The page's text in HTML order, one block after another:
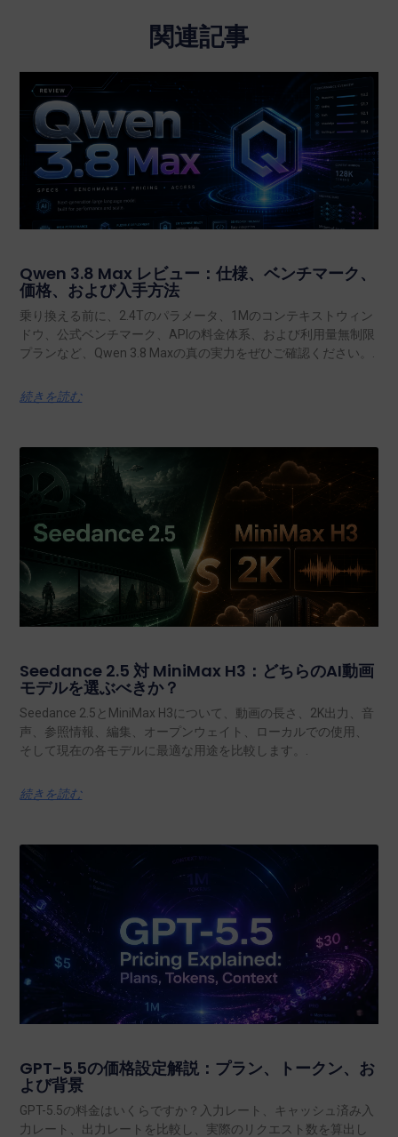
関連記事
Qwen 3.8 Max レビュー：仕様、ベンチマーク、
価格、および入手方法
乗り換える前に、2.4Tのパラメータ、1Mのコンテキストウィン
ドウ、公式ベンチマーク、APIの料金体系、および利用量無制限
プランなど、Qwen 3.8 Maxの真の実力をぜひご確認ください。.
続きを読む
Seedance 2.5 対 MiniMax H3：どちらのAI動画
モデルを選ぶべきか？
Seedance 2.5とMiniMax H3について、動画の長さ、2K出力、音
声、参照情報、編集、オープンウェイト、ローカルでの使用、
そして現在の各モデルに最適な用途を比較します。.
続きを読む
GPT-5.5の価格設定解説：プラン、トークン、お
よび背景
GPT-5.5の料金はいくらですか？入力レート、キャッシュ済み入
力レート、出力レートを比較し、実際のリクエスト数を算出し